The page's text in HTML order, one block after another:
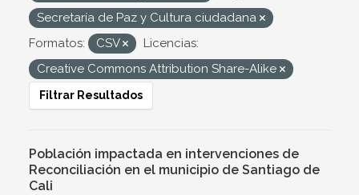
Secretaría de Paz y Cultura ciudadana
Formatos:
CSV
Licencias:
Creative Commons Attribution Share-Alike
Filtrar Resultados
Población impactada en intervenciones de
Reconciliación en el municipio de Santiago de
Cali